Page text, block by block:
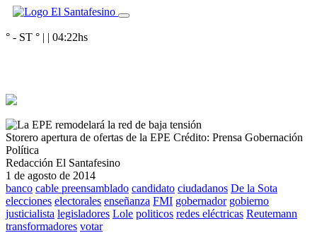
° - ST ° | | 04:22hs
Storero apertura de ofertas de la EPE Crédito: Prensa Gobernación
Política
Redacción El Santafesino
1 de agosto de 2014
banco cable preensamblado candidato ciudadanos De la Sota
elecciones electorales enseñanza FMI gobernador gobierno
justicialista legisladores Lole politicos redes eléctricas Reutemann
transformadores votar